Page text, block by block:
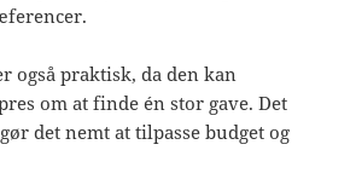
også praktisk, da den kan
om at finde én stor gave. Det
det nemt at tilpasse budget og